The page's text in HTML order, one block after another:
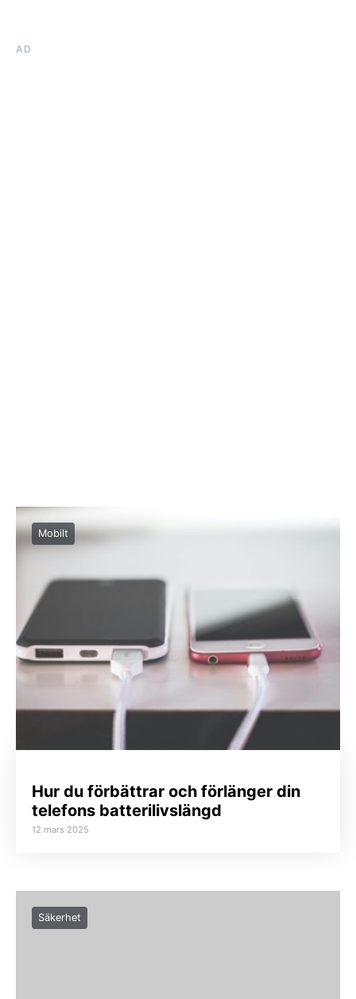
AD
Mobilt
Hur du förbättrar och förlänger din
telefons batterilivslängd
12 mars 2025
Säkerhet